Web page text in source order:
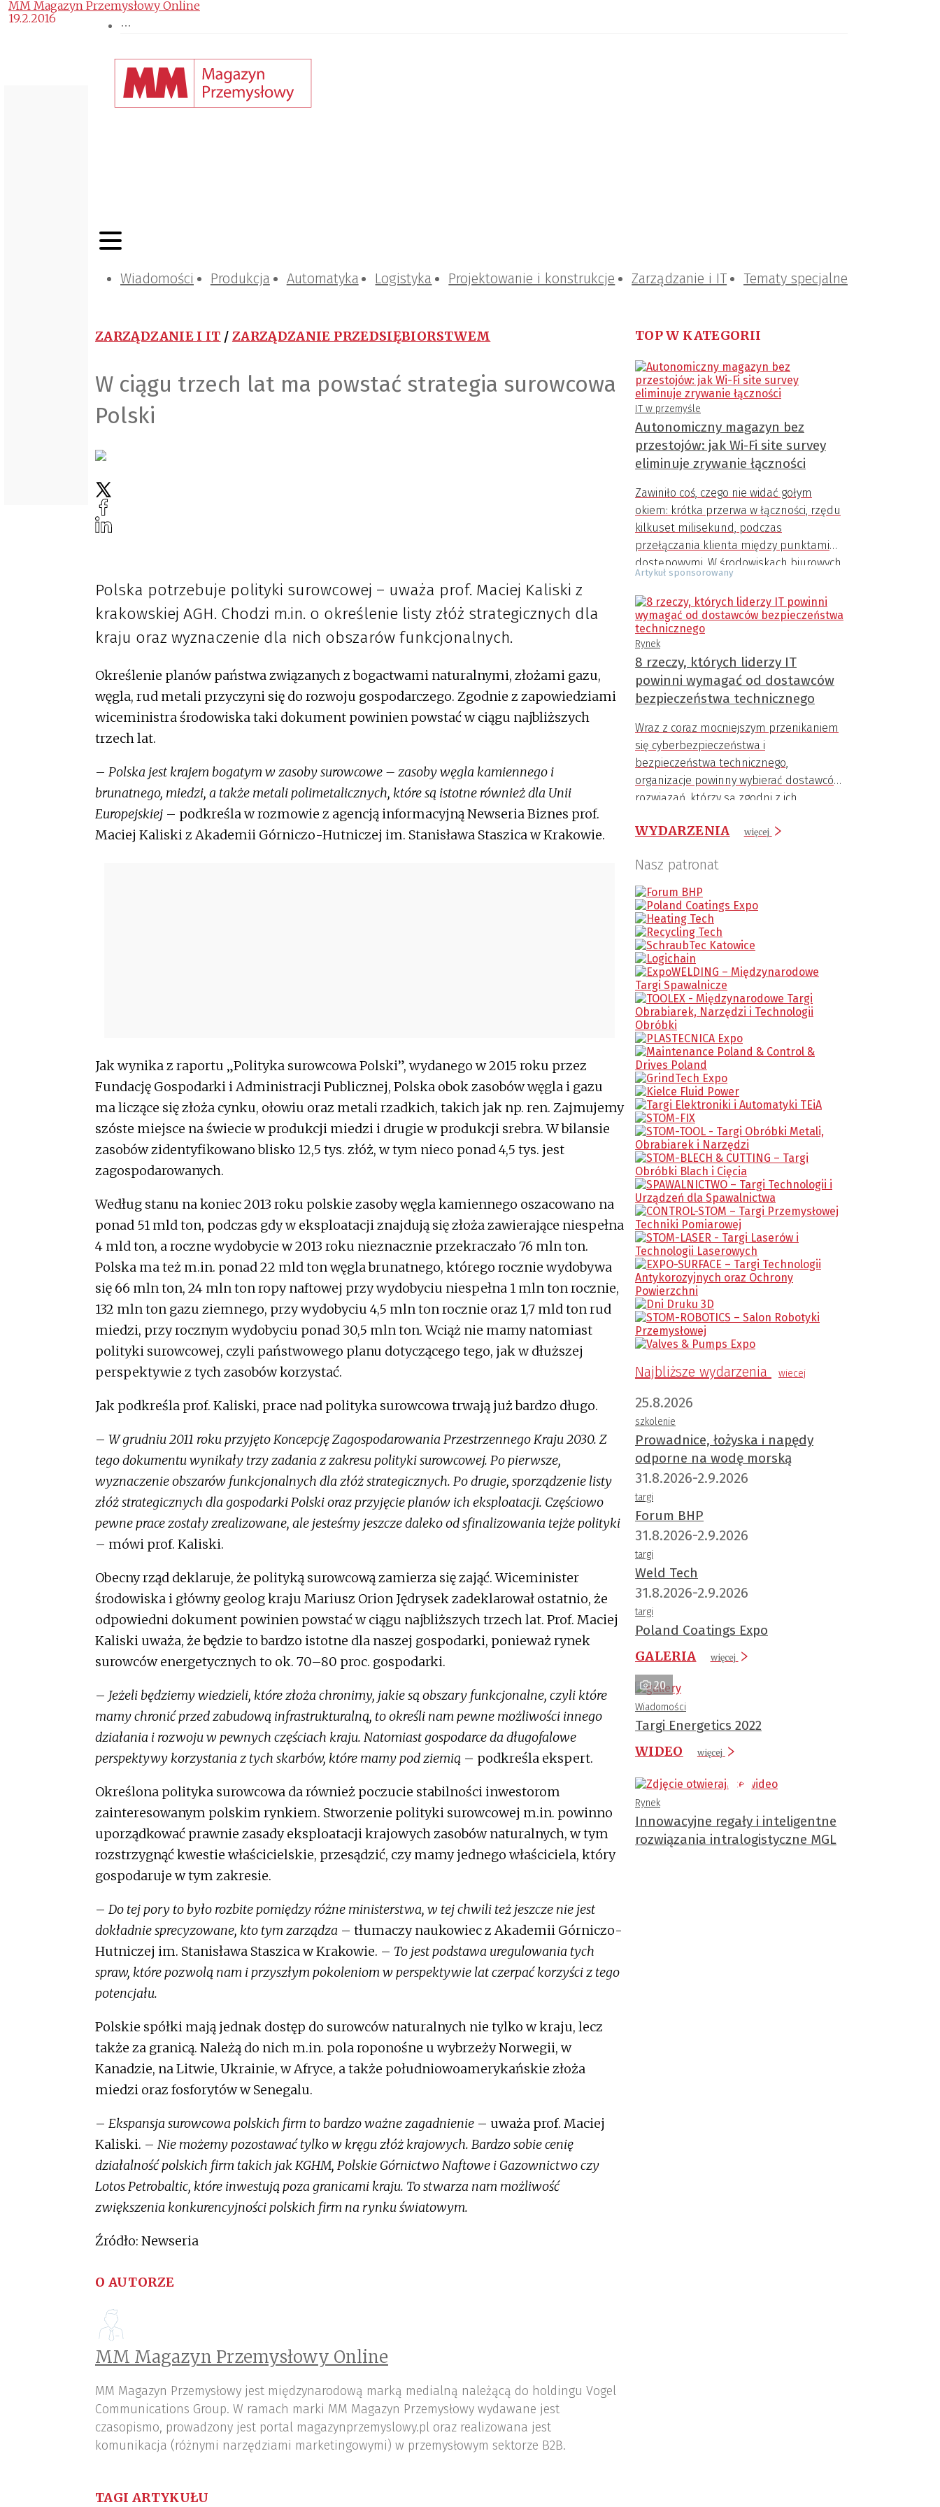
Wiadomości Produkcja Automatyka Logistyka Projektowanie i konstrukcje Zarządzanie i IT Tematy specjalne
ZARZĄDZANIE I IT / ZARZĄDZANIE PRZEDSIĘBIORSTWEM
W ciągu trzech lat ma powstać strategia surowcowa
Polski
MM Magazyn Przemysłowy Online
19.2.2016
Polska potrzebuje polityki surowcowej – uważa prof. Maciej Kaliski z
krakowskiej AGH. Chodzi m.in. o określenie listy złóż strategicznych dla
kraju oraz wyznaczenie dla nich obszarów funkcjonalnych.
Określenie planów państwa związanych z bogactwami naturalnymi, złożami gazu,
węgla, rud metali przyczyni się do rozwoju gospodarczego. Zgodnie z zapowiedziami
wiceministra środowiska taki dokument powinien powstać w ciągu najbliższych
trzech lat.
– Polska jest krajem bogatym w zasoby surowcowe – zasoby węgla kamiennego i
brunatnego, miedzi, a także metali polimetalicznych, które są istotne również dla Unii
Europejskiej – podkreśla w rozmowie z agencją informacyjną Newseria Biznes prof.
Maciej Kaliski z Akademii Górniczo-Hutniczej im. Stanisława Staszica w Krakowie.
Jak wynika z raportu „Polityka surowcowa Polski”, wydanego w 2015 roku przez
Fundację Gospodarki i Administracji Publicznej, Polska obok zasobów węgla i gazu
ma liczące się złoża cynku, ołowiu oraz metali rzadkich, takich jak np. ren. Zajmujemy
szóste miejsce na świecie w produkcji miedzi i drugie w produkcji srebra. W bilansie
zasobów zidentyfikowano blisko 12,5 tys. złóż, w tym nieco ponad 4,5 tys. jest
zagospodarowanych.
Według stanu na koniec 2013 roku polskie zasoby węgla kamiennego oszacowano na
ponad 51 mld ton, podczas gdy w eksploatacji znajdują się złoża zawierające niespełna
4 mld ton, a roczne wydobycie w 2013 roku nieznacznie przekraczało 76 mln ton.
Polska ma też m.in. ponad 22 mld ton węgla brunatnego, którego rocznie wydobywa
się 66 mln ton, 24 mln ton ropy naftowej przy wydobyciu niespełna 1 mln ton rocznie,
132 mln ton gazu ziemnego, przy wydobyciu 4,5 mln ton rocznie oraz 1,7 mld ton rud
miedzi, przy rocznym wydobyciu ponad 30,5 mln ton. Wciąż nie mamy natomiast
polityki surowcowej, czyli państwowego planu dotyczącego tego, jak w dłuższej
perspektywie z tych zasobów korzystać.
Jak podkreśla prof. Kaliski, prace nad polityka surowcowa trwają już bardzo długo.
– W grudniu 2011 roku przyjęto Koncepcję Zagospodarowania Przestrzennego Kraju 2030. Z
tego dokumentu wynikały trzy zadania z zakresu polityki surowcowej. Po pierwsze,
wyznaczenie obszarów funkcjonalnych dla złóż strategicznych. Po drugie, sporządzenie listy
złóż strategicznych dla gospodarki Polski oraz przyjęcie planów ich eksploatacji. Częściowo
pewne prace zostały zrealizowane, ale jesteśmy jeszcze daleko od sfinalizowania tejże polityki
– mówi prof. Kaliski.
Obecny rząd deklaruje, że polityką surowcową zamierza się zająć. Wiceminister
środowiska i główny geolog kraju Mariusz Orion Jędrysek zadeklarował ostatnio, że
odpowiedni dokument powinien powstać w ciągu najbliższych trzech lat. Prof. Maciej
Kaliski uważa, że będzie to bardzo istotne dla naszej gospodarki, ponieważ rynek
surowców energetycznych to ok. 70–80 proc. gospodarki.
– Jeżeli będziemy wiedzieli, które złoża chronimy, jakie są obszary funkcjonalne, czyli które
mamy chronić przed zabudową infrastrukturalną, to określi nam pewne możliwości innego
działania i rozwoju w pewnych częściach kraju. Natomiast gospodarce da długofalowe
perspektywy korzystania z tych skarbów, które mamy pod ziemią – podkreśla ekspert.
Określona polityka surowcowa da również poczucie stabilności inwestorom
zainteresowanym polskim rynkiem. Stworzenie polityki surowcowej m.in. powinno
uporządkować prawnie zasady eksploatacji krajowych zasobów naturalnych, w tym
rozstrzygnąć kwestie właścicielskie, przesądzić, czy mamy jednego właściciela, który
gospodaruje w tym zakresie.
– Do tej pory to było rozbite pomiędzy różne ministerstwa, w tej chwili też jeszcze nie jest
dokładnie sprecyzowane, kto tym zarządza – tłumaczy naukowiec z Akademii Górniczo-
Hutniczej im. Stanisława Staszica w Krakowie. – To jest podstawa uregulowania tych
spraw, które pozwolą nam i przyszłym pokoleniom w perspektywie lat czerpać korzyści z tego
potencjału.
Polskie spółki mają jednak dostęp do surowców naturalnych nie tylko w kraju, lecz
także za granicą. Należą do nich m.in. pola roponośne u wybrzeży Norwegii, w
Kanadzie, na Litwie, Ukrainie, w Afryce, a także południowoamerykańskie złoża
miedzi oraz fosforytów w Senegalu.
– Ekspansja surowcowa polskich firm to bardzo ważne zagadnienie – uważa prof. Maciej
Kaliski. – Nie możemy pozostawać tylko w kręgu złóż krajowych. Bardzo sobie cenię
działalność polskich firm takich jak KGHM, Polskie Górnictwo Naftowe i Gazownictwo czy
Lotos Petrobaltic, które inwestują poza granicami kraju. To stwarza nam możliwość
zwiększenia konkurencyjności polskich firm na rynku światowym.
Źródło: Newseria
O AUTORZE
MM Magazyn Przemysłowy Online
MM Magazyn Przemysłowy jest międzynarodową marką medialną należącą do holdingu Vogel
Communications Group. W ramach marki MM Magazyn Przemysłowy wydawane jest
czasopismo, prowadzony jest portal magazynprzemyslowy.pl oraz realizowana jest
komunikacja (różnymi narzędziami marketingowymi) w przemysłowym sektorze B2B.
TAGI ARTYKUŁU
TOP W KATEGORII
IT w przemyśle
Autonomiczny magazyn bez
przestojów: jak Wi-Fi site survey
eliminuje zrywanie łączności
Zawiniło coś, czego nie widać gołym
okiem: krótka przerwa w łączności, rzędu
kilkuset milisekund, podczas
przełączania klienta między punktami
dostępowymi. W środowiskach biurowych
takie mikro-zacięcie przeszłoby bez echa.
W magazynie – uruchamia lawinę
opóźnień.
Artykuł sponsorowany
Rynek
8 rzeczy, których liderzy IT
powinni wymagać od dostawców
bezpieczeństwa technicznego
Wraz z coraz mocniejszym przenikaniem
się cyberbezpieczeństwa i
bezpieczeństwa technicznego,
organizacje powinny wybierać dostawców
rozwiązań, którzy są zgodni z ich
skutecznie chronić ludzi, dane i zasoby.
dostawcy, by zapewnić zabezpieczenia,
które sprostają aktualnym zagrożeniom,
ale będą też gotowe na wyzwania
przyszłości.
WYDARZENIA więcej
Nasz patronat
Najbliższe wydarzenia wiecej
25.8.2026
szkolenie
Prowadnice, łożyska i napędy
odporne na wodę morską
31.8.2026-2.9.2026
targi
Forum BHP
31.8.2026-2.9.2026
targi
Weld Tech
31.8.2026-2.9.2026
targi
Poland Coatings Expo
GALERIA
więcej
20
Wiadomości
Targi Energetics 2022
WIDEO
więcej
Rynek
Innowacyjne regały i inteligentne
rozwiązania intralogistyczne MGL